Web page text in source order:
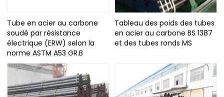
Tube en acier au carbone
soudé par résistance
électrique (ERW) selon la
norme ASTM A53 GR.B
Tableau des poids des tubes
en acier au carbone BS 1387
et des tubes ronds MS